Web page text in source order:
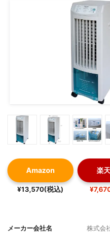
Amazon
¥13,570(税込)
楽
メーカー会社名
株式会